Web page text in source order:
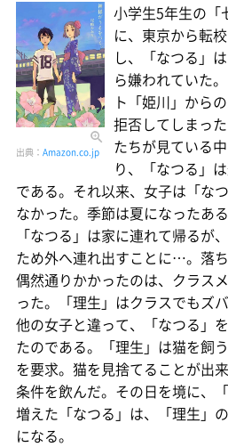
出典： Amazon.co.jp
小学生5年生の「
に、東京から転
し、「なつる」
ら嫌われていた
ト「姫川」から
拒否してしまっ
たちが見ている
り、「なつる」
である。それ以来、女子は「な
なかった。季節は夏になったあ
「なつる」は家に連れて帰るが
ため外へ連れ出すことに…。落
偶然通りかかったのは、クラス
った。「理生」はクラスでもズ
他の女子と違って、「なつる」
たのである。「理生」は猫を飼
を要求。猫を見捨てることが出
条件を飲んだ。その日を境に、
増えた「なつる」は、「理生」
になる。